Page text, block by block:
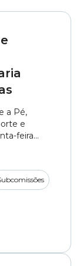
a Pé,
e
feira
de
das
pelo
Rodolfo